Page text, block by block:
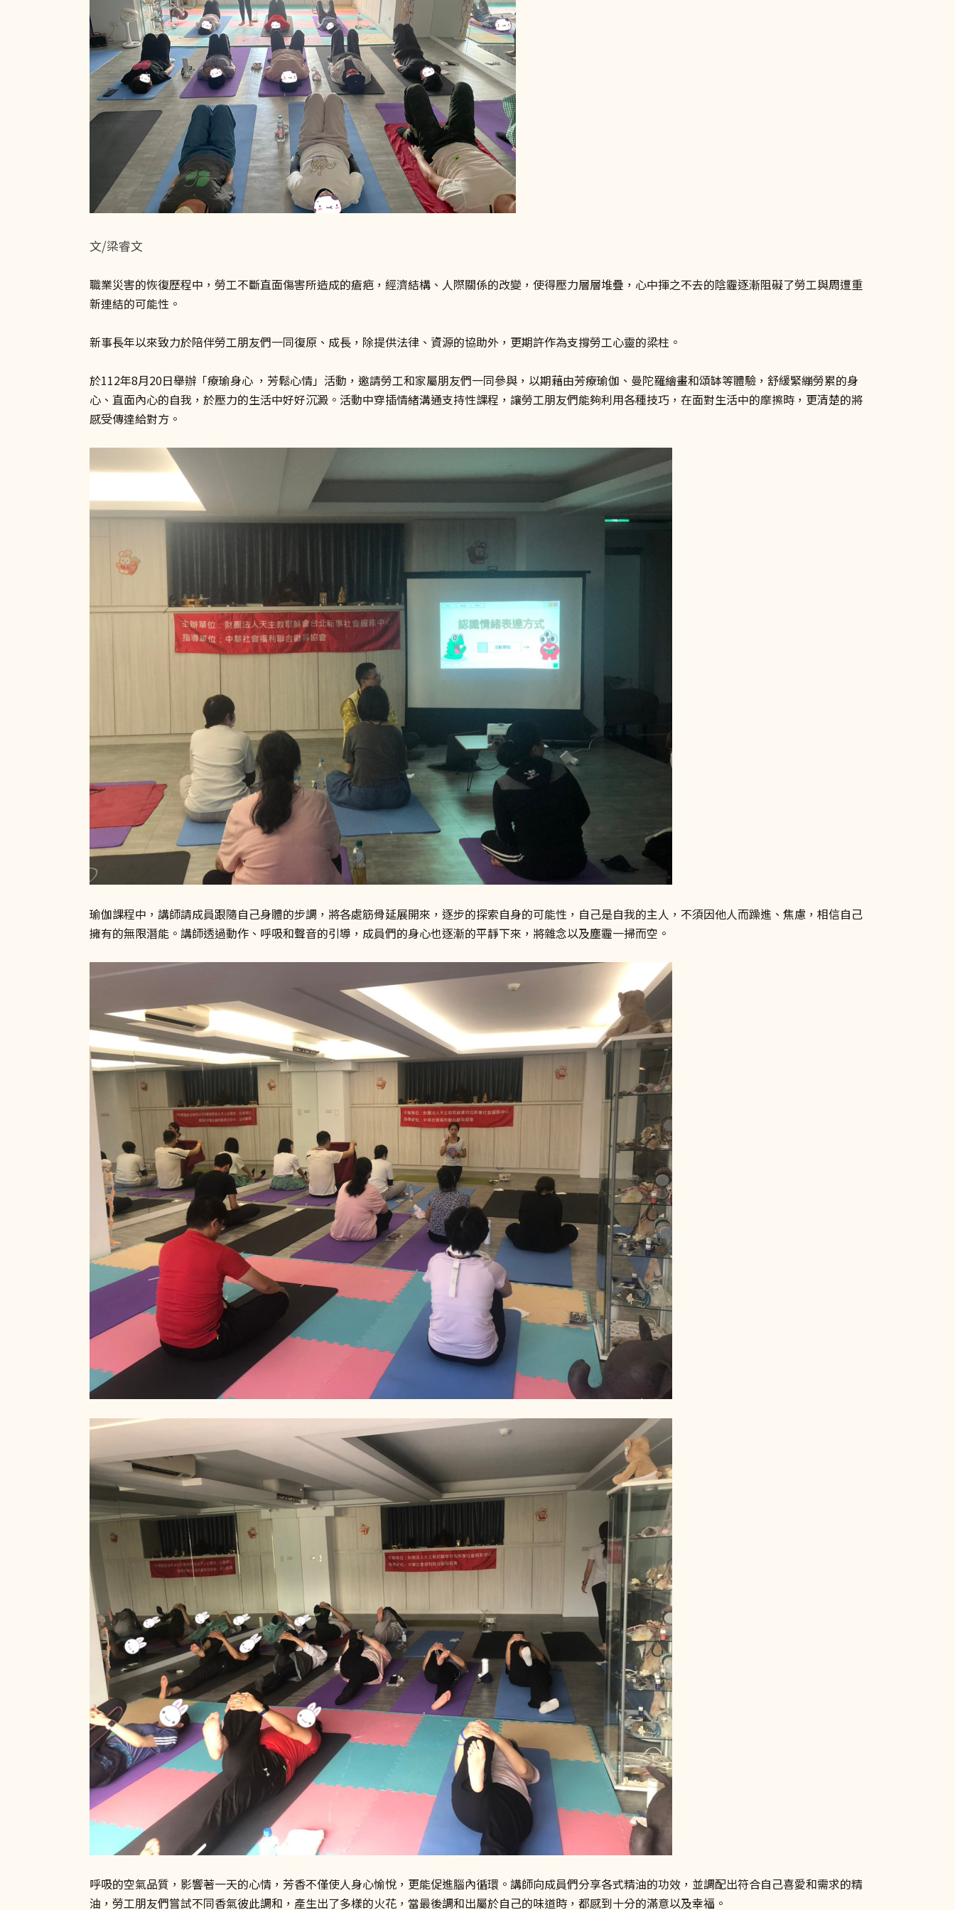
文/梁睿文
職業災害的恢復歷程中，勞工不斷直面傷害所造成的瘡疤，經濟結構、人際關係的改變，使得壓力層層堆疊，心中揮之不去的陰霾逐漸阻礙了勞工與周遭重
新連結的可能性。
新事長年以來致力於陪伴勞工朋友們一同復原、成長，除提供法律、資源的協助外，更期許作為支撐勞工心靈的梁柱。
於112年8月20日舉辦「療瑜身心 ，芳鬆心情」活動，邀請勞工和家屬朋友們一同參與，以期藉由芳療瑜伽、曼陀羅繪畫和頌缽等體驗，舒緩緊繃勞累的身
心、直面內心的自我，於壓力的生活中好好沉澱。活動中穿插情緒溝通支持性課程，讓勞工朋友們能夠利用各種技巧，在面對生活中的摩擦時，更清楚的將
感受傳達給對方。
瑜伽課程中，講師請成員跟隨自己身體的步調，將各處筋骨延展開來，逐步的探索自身的可能性，自己是自我的主人，不須因他人而躁進、焦慮，相信自己
擁有的無限潛能。講師透過動作、呼吸和聲音的引導，成員們的身心也逐漸的平靜下來，將雜念以及塵霾一掃而空。
呼吸的空氣品質，影響著一天的心情，芳香不僅使人身心愉悅，更能促進腦內循環。講師向成員們分享各式精油的功效，並調配出符合自己喜愛和需求的精
油，勞工朋友們嘗試不同香氣彼此調和，產生出了多樣的火花，當最後調和出屬於自己的味道時，都感到十分的滿意以及幸福。